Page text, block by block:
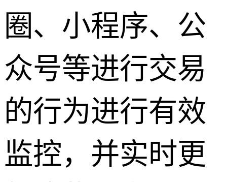
圈、小程序、公
众号等进行交易
的行为进行有效
监控，并实时更